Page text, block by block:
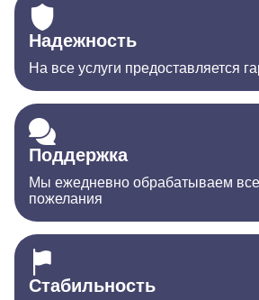
Надежность
На все услуги предоставляется
Поддержка
Мы ежедневно обрабатываем
пожелания
Стабильность